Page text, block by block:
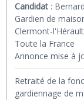
Candidat : Bernard
Gardien de
Clermont-l'Hérault
Toute la France
Annonce mise à
Retraité de la
gardiennage de